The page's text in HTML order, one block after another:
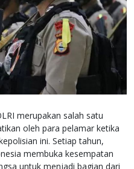
merupakan salah satu
oleh para pelamar ketika
ini. Setiap tahun,
membuka kesempatan
untuk menjadi bagian dari